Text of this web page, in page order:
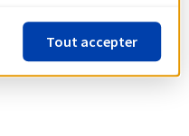
Tout accepter